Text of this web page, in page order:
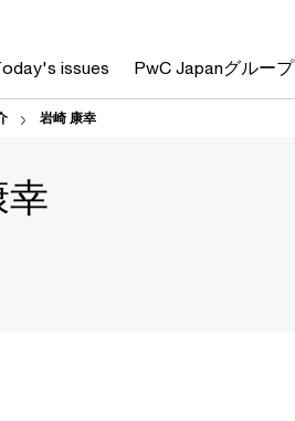
issues PwC Japanグループ
岩崎 康幸
幸